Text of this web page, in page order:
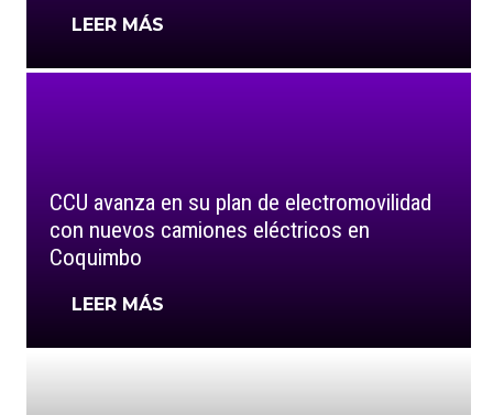
LEER MÁS
CCU avanza en su plan de electromovilidad
con nuevos camiones eléctricos en
Coquimbo
LEER MÁS